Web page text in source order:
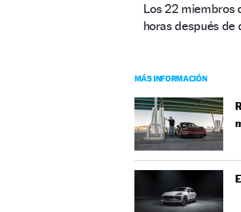
Los 22 miembros
horas después de
MÁS INFORMACIÓN